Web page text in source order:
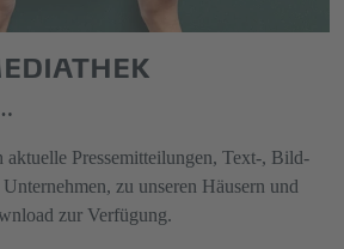
aktuelle Pressemitteilungen, Text-, Bild-
zu unseren Häusern und
zur Verfügung.